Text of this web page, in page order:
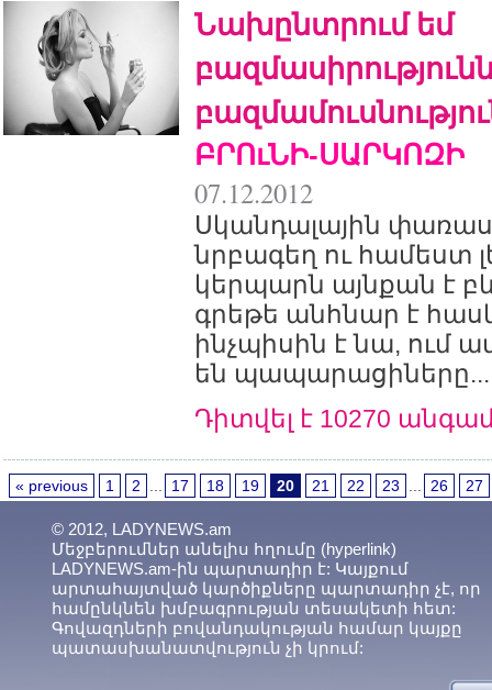
Նախընտրում եմ
ԲՐՈւՆԻ-ՍԱՐԿՈԶԻ
07.12.2012
Սկանդալային
նրբագեղ ու համեստ
կերպարն այնքան է
գրեթե անհնար է
ինչպիսին է նա, ում
են
Դիտվել է 10270
« previous 1 2 17 18 19 20 21 22 23 26 27
© 2012, LADYNEWS.am
Մեջբերումներ անելիս հղումը (hyperlink)
LADYNEWS.am-ին պարտադիր է: Կայքում
արտահայտված կարծիքները պարտադիր չէ, որ
համընկնեն խմբագրության տեսակետի հետ:
Գովազդների բովանդակության համար կայքը
պատասխանատվություն չի կրում: